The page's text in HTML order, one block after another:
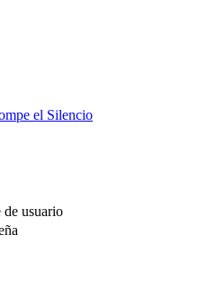
el Silencio
de usuario